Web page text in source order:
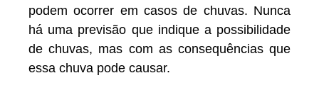
podem ocorrer em casos de chuvas. Nunca
há uma previsão que indique a possibilidade
de chuvas, mas com as consequências que
essa chuva pode causar.